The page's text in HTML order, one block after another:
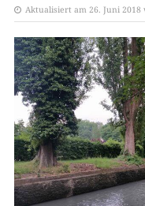
Aktualisiert am 26. Juni 2018